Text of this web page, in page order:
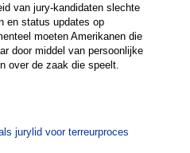
van jury-kandidaten slechte
en status updates op
moeten Amerikanen die
door middel van persoonlijke
over de zaak die speelt.
jurylid voor terreurproces